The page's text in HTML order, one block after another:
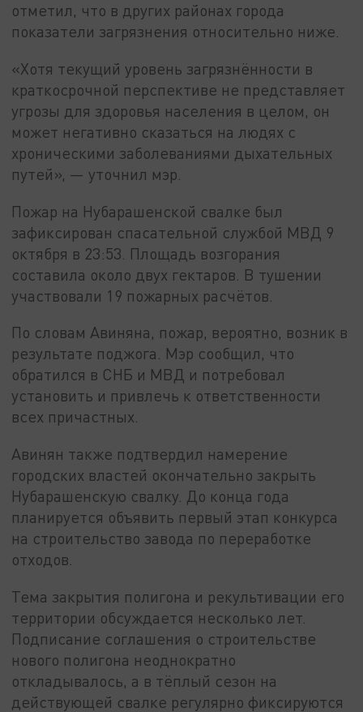
отметил, что в других районах города
показатели загрязнения относительно ниже.
«Хотя текущий уровень загрязнённости в
краткосрочной перспективе не представляет
угрозы для здоровья населения в целом, он
может негативно сказаться на людях с
хроническими заболеваниями дыхательных
путей», — уточнил мэр.
Пожар на Нубарашенской свалке был
зафиксирован спасательной службой МВД 9
октября в 23:53. Площадь возгорания
составила около двух гектаров. В тушении
участвовали 19 пожарных расчётов.
По словам Авиняна, пожар, вероятно, возник в
результате поджога. Мэр сообщил, что
обратился в СНБ и МВД и потребовал
установить и привлечь к ответственности
всех причастных.
Авинян также подтвердил намерение
городских властей окончательно закрыть
Нубарашенскую свалку. До конца года
планируется объявить первый этап конкурса
на строительство завода по переработке
отходов.
Тема закрытия полигона и рекультивации его
территории обсуждается несколько лет.
Подписание соглашения о строительстве
нового полигона неоднократно
откладывалось, а в тёплый сезон на
действующей свалке регулярно фиксируются